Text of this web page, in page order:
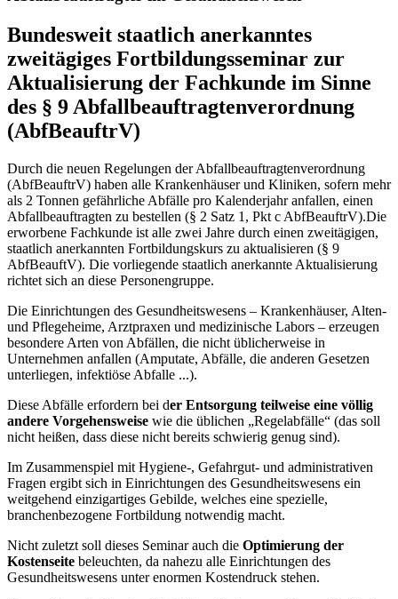
Bundesweit staatlich anerkanntes
zweitägiges Fortbildungsseminar zur
Aktualisierung der Fachkunde im Sinne
des § 9 Abfallbeauftragtenverordnung
(AbfBeauftrV)
Durch die neuen Regelungen der Abfallbeauftragtenverordnung
(AbfBeauftrV) haben alle Krankenhäuser und Kliniken, sofern mehr
als 2 Tonnen gefährliche Abfälle pro Kalenderjahr anfallen, einen
Abfallbeauftragten zu bestellen (§ 2 Satz 1, Pkt c AbfBeauftrV).Die
erworbene Fachkunde ist alle zwei Jahre durch einen zweitägigen,
staatlich anerkannten Fortbildungskurs zu aktualisieren (§ 9
AbfBeauftV). Die vorliegende staatlich anerkannte Aktualisierung
richtet sich an diese Personengruppe.
Die Einrichtungen des Gesundheitswesens – Krankenhäuser, Alten-
und Pflegeheime, Arztpraxen und medizinische Labors – erzeugen
besondere Arten von Abfällen, die nicht üblicherweise in
Unternehmen anfallen (Amputate, Abfälle, die anderen Gesetzen
unterliegen, infektiöse Abfalle ...).
Diese Abfälle erfordern bei der Entsorgung teilweise eine völlig
andere Vorgehensweise wie die üblichen „Regelabfälle“ (das soll
nicht heißen, dass diese nicht bereits schwierig genug sind).
Im Zusammenspiel mit Hygiene-, Gefahrgut- und administrativen
Fragen ergibt sich in Einrichtungen des Gesundheitswesens ein
weitgehend einzigartiges Gebilde, welches eine spezielle,
branchenbezogene Fortbildung notwendig macht.
Nicht zuletzt soll dieses Seminar auch die Optimierung der
Kostenseite beleuchten, da nahezu alle Einrichtungen des
Gesundheitswesens unter enormen Kostendruck stehen.